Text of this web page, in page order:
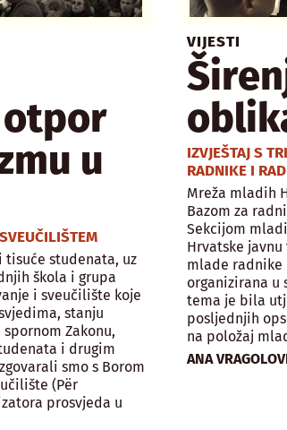
u
tisuće studenata, uz
škola i grupa
i sveučilište koje
stanju
Zakonu,
i drugim
smo s Borom
(Për
prosvjeda u
VIJESTI
IZVJEŠTAJ S
RADNIKE I
Mreža mladih
Bazom za
Sekcijom
Hrvatske
mlade radnike
organizirana u
tema je bila
posljednjih
na položaj
ANA